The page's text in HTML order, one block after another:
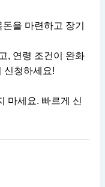
을 마련하고 장기
, 연령 조건이 완화
신청하세요!
마세요. 빠르게 신